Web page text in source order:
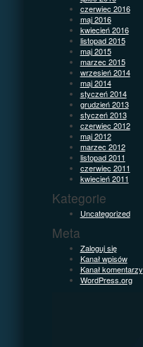
czerwiec 2016
maj 2016
kwiecień 2016
listopad 2015
maj 2015
marzec 2015
wrzesień 2014
maj 2014
styczeń 2014
grudzień 2013
styczeń 2013
czerwiec 2012
maj 2012
marzec 2012
listopad 2011
czerwiec 2011
kwiecień 2011
Kategorie
Uncategorized
Meta
Zaloguj się
Kanał wpisów
Kanał komentarzy
WordPress.org